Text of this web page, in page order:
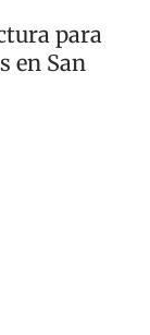
para
en San